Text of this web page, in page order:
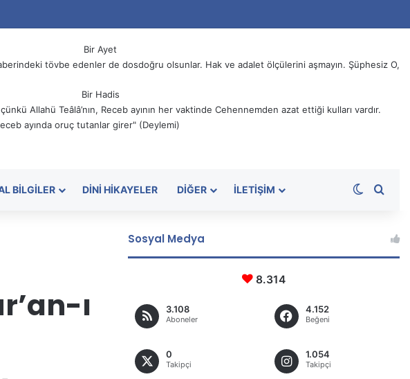
Bir Ayet
tövbe edenler de dosdoğru olsunlar. Hak ve adalet ölçülerini aşmayın. Şüphesiz O,
Bir Hadis
Allahü Teâlâ’nın, Receb ayının her vaktinde Cehennemden azat ettiği kulları vardır.
ayında oruç tutanlar girer" (Deylemi)
BILGILER DINI HIKAYELER DIĞER İLETIŞIM Dış
ı
Sosyal Medya
8.314
3.108
Aboneler
4.152
Beğeni
0
Takipçi
1.054
Takipçi